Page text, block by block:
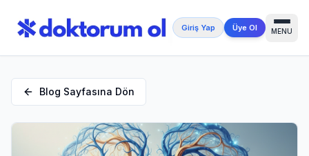
Giriş Yap Üye Ol MENU
Blog Sayfasına Dön